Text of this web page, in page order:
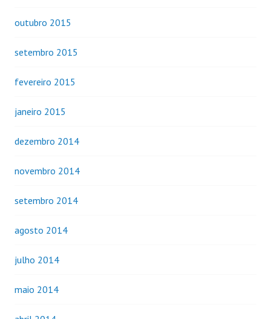
outubro 2015
setembro 2015
fevereiro 2015
janeiro 2015
dezembro 2014
novembro 2014
setembro 2014
agosto 2014
julho 2014
maio 2014